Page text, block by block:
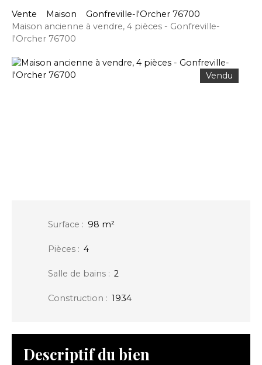
Vente Maison
Gonfreville-l'Orcher 76700
Maison ancienne à vendre, 4 pièces - Gonfreville-
l'Orcher 76700
Vendu
Surface : 98 m²
Pièces : 4
Salle de bains : 2
Construction : 1934
Descriptif du bien